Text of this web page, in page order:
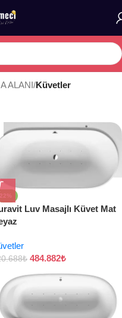
ALANI/Küvetler
Luv Masajlı Küvet Mat
₺ 484.882₺